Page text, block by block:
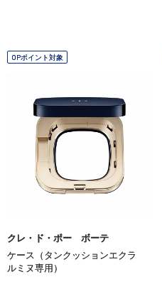
OPポイント対象
クレ・ド・ポー ボーテ
ケース（タンクッションエクラ
ルミヌ専用）